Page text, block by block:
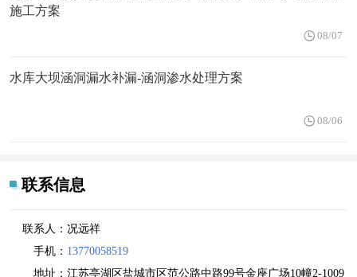
施工方案
08/07
水库大坝涵洞漏水补漏-涵洞渗水处理方案
08/06
联系信息
联系人： 况远祥
手机： 13770058519
地址： 江苏亭湖区盐城市区范公路中路99号金座广场10幢2-1009